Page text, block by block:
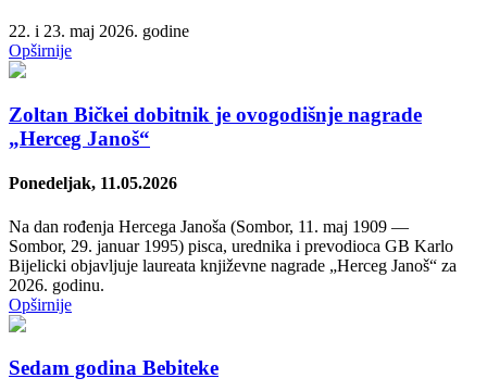
22. i 23. maj 2026. godine
Opširnije
Zoltan Bičkei dobitnik je ovogodišnje nagrade
„Herceg Janoš“
Ponedeljak, 11.05.2026
Na dan rođenja Hercega Janoša (Sombor, 11. maj 1909 —
Sombor, 29. januar 1995) pisca, urednika i prevodioca GB Karlo
Bijelicki objavljuje laureata književne nagrade „Herceg Janoš“ za
2026. godinu.
Opširnije
Sedam godina Bebiteke